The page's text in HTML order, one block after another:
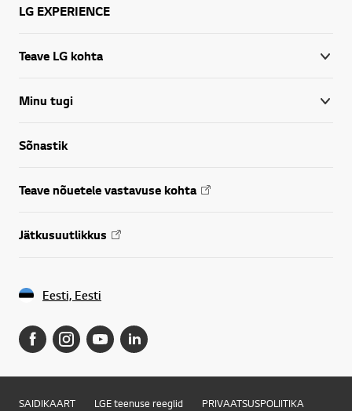
LG EXPERIENCE
Teave LG kohta
Minu tugi
Sõnastik
Teave nõuetele vastavuse kohta
Jätkusuutlikkus
Eesti, Eesti
SAIDIKAART LGE teenuse reeglid PRIVAATSUSPOLIITIKA